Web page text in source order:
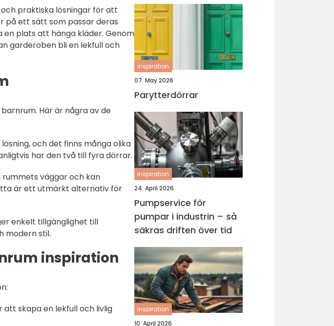
praktiska lösningar för att
på ett sätt som passar deras
en plats att hänga kläder. Genom
garderoben bli en lekfull och
Här är några av de
och det finns många olika
har den två till fyra dörrar.
rummets väggar och kan
är ett utmärkt alternativ för
enkelt tillgänglighet till
modern stil.
inspiration
att skapa en lekfull och livlig
inspiration
07. May 2026
Parytterdörrar
inspiration
24. April 2026
Pumpservice för
pumpar i industrin – så
säkras driften över tid
inspiration
10. April 2026